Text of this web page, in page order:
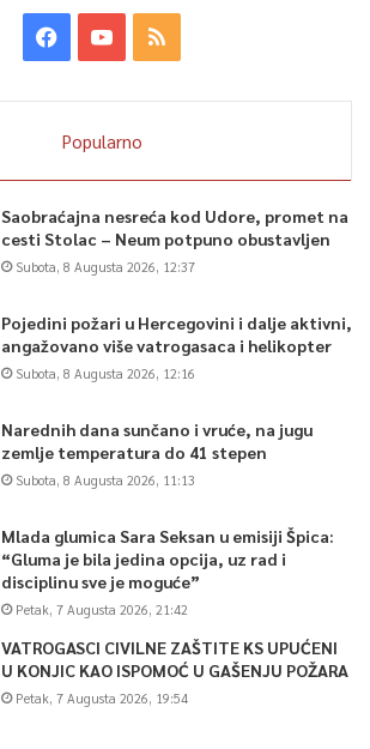
Popularno
Saobraćajna nesreća kod Udore, promet na
cesti Stolac – Neum potpuno obustavljen
Subota, 8 Augusta 2026, 12:37
Pojedini požari u Hercegovini i dalje aktivni,
angažovano više vatrogasaca i helikopter
Subota, 8 Augusta 2026, 12:16
Narednih dana sunčano i vruće, na jugu
zemlje temperatura do 41 stepen
Subota, 8 Augusta 2026, 11:13
Mlada glumica Sara Seksan u emisiji Špica:
“Gluma je bila jedina opcija, uz rad i
disciplinu sve je moguće”
Petak, 7 Augusta 2026, 21:42
VATROGASCI CIVILNE ZAŠTITE KS UPUĆENI
U KONJIC KAO ISPOMOĆ U GAŠENJU POŽARA
Petak, 7 Augusta 2026, 19:54